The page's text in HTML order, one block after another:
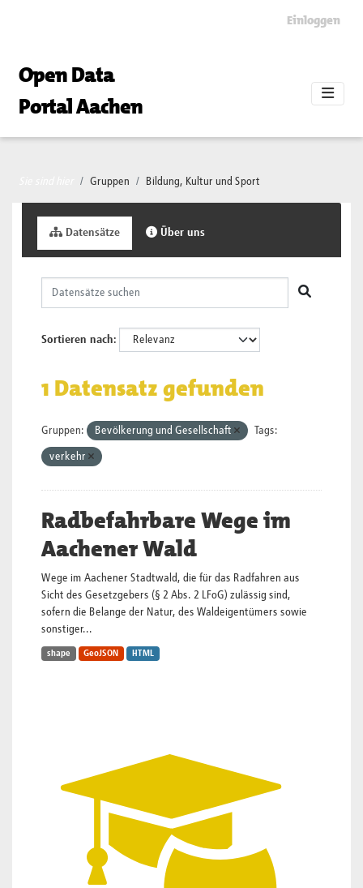
Einloggen
Open Data
Portal Aachen
Gruppen Bildung, Kultur und Sport
Datensätze Über uns
Sortieren nach
1 Datensatz gefunden
Gruppen: Bevölkerung und Gesellschaft Tags:
verkehr
Radbefahrbare Wege im
Aachener Wald
Wege im Aachener Stadtwald, die für das Radfahren aus
Sicht des Gesetzgebers (§ 2 Abs. 2 LFoG) zulässig sind,
sofern die Belange der Natur, des Waldeigentümers sowie
sonstiger...
shape GeoJSON HTML